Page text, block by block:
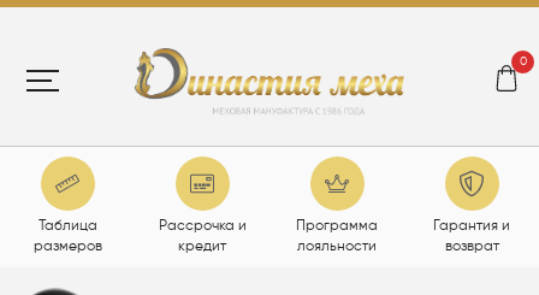
0
Таблица
размеров
Рассрочка и
кредит
Программа
лояльности
Гарантия и
возврат